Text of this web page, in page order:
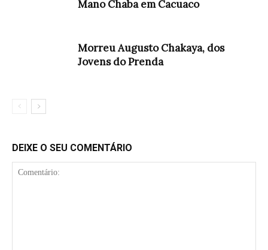
Mano Chaba em Cacuaco
Morreu Augusto Chakaya, dos
Jovens do Prenda
DEIXE O SEU COMENTÁRIO